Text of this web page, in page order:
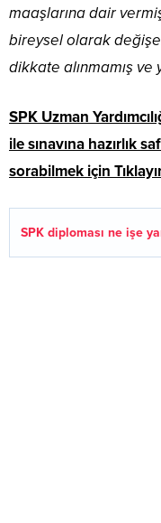
maaşlarına dair
bireysel olarak
dikkate alınmamış ve
SPK Uzman
ile sınavına hazırlık
sorabilmek için
SPK diploması ne işe